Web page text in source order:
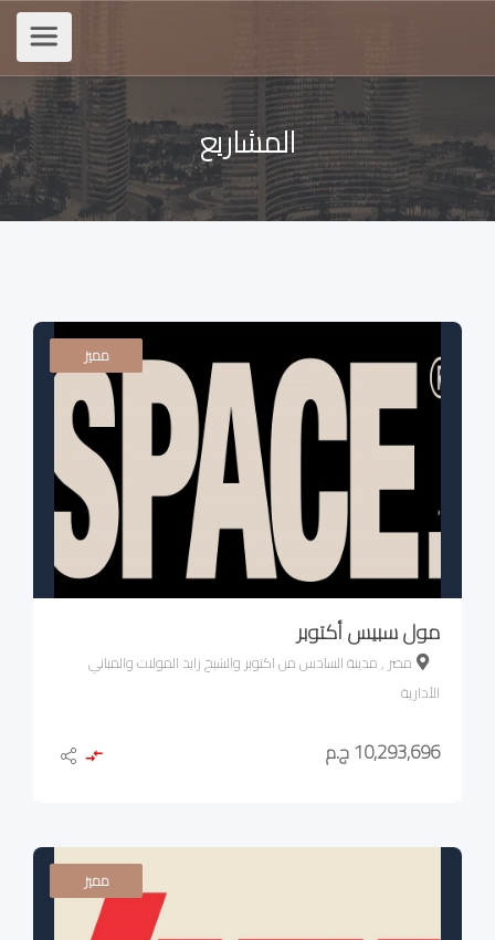
المشاريع
مميز
مول سبيس أكتوبر
مصر , مدينة السادس من اكتوبر والشيخ زايد المولات والمباني
الأدارية
10,293,696 ج.م
مميز